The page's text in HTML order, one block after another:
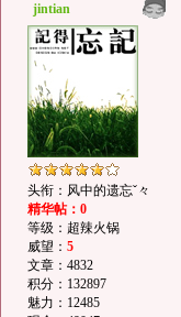
jintian
头衔：风中的遗忘ˇ々
精华帖：0
等级：超辣火锅
威望： 5
文章：4832
积分：132897
魅力：12485